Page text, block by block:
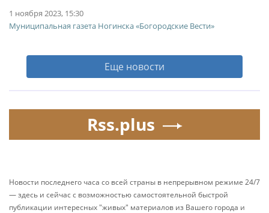
1 ноября 2023, 15:30
Муниципальная газета Ногинска «Богородские Вести»
Еще новости
Rss.plus
Новости последнего часа со всей страны в непрерывном режиме 24/7
— здесь и сейчас с возможностью самостоятельной быстрой
публикации интересных "живых" материалов из Вашего города и